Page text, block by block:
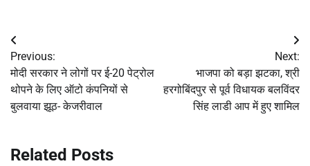
Post
navigation
Previous:
मोदी सरकार ने लोगों पर ई-20 पेट्रोल
थोपने के लिए ऑटो कंपनियों से
बुलवाया झूठ- केजरीवाल
Next:
भाजपा को बड़ा झटका, श्री
हरगोबिंदपुर से पूर्व विधायक बलविंदर
सिंह लाडी आप में हुए शामिल
Related Posts